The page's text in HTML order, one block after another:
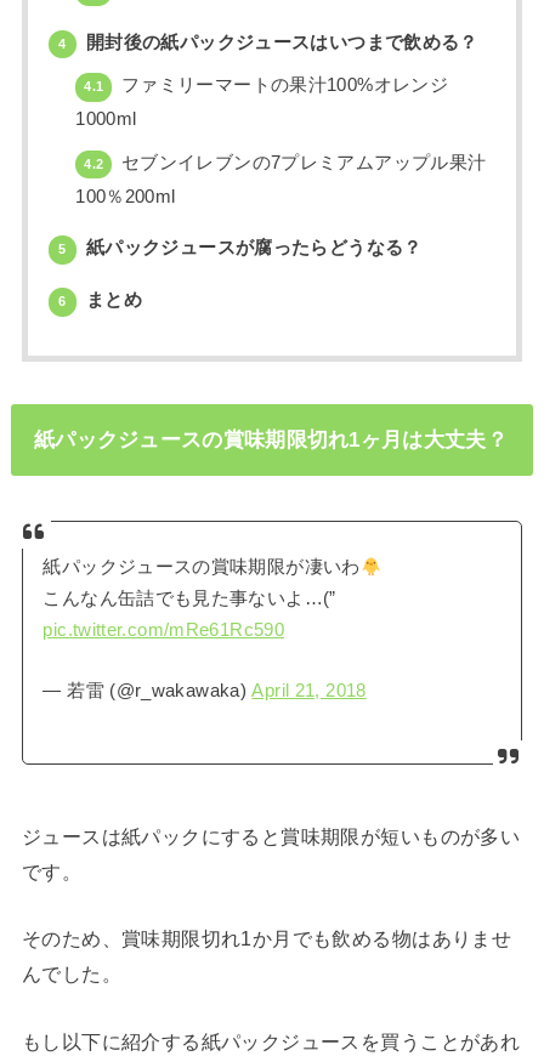
4 開封後の紙パックジュースはいつまで飲める？
4.1
ファミリーマートの果汁100%オレンジ
1000ml
4.2
セブンイレブンの7プレミアムアップル果汁
100％200ml
5 紙パックジュースが腐ったらどうなる？
6 まとめ
紙パックジュースの賞味期限切れ1ヶ月は大丈夫？
紙パックジュースの賞味期限が凄いわ
こんなん缶詰でも見た事ないよ…(”
pic.twitter.com/mRe61Rc590
— 若雷 (@r_wakawaka)April 21, 2018
ジュースは紙パックにすると賞味期限が短いものが多い
です。
そのため、賞味期限切れ1か月でも飲める物はありませ
んでした。
もし以下に紹介する紙パックジュースを買うことがあれ